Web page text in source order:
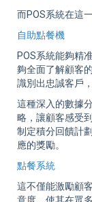
而POS系統在這
自助點餐機
POS系統能夠精
夠全面了解顧客
識別出忠誠客戶
這種深入的數據
略，讓顧客感受
制定積分回饋計
應的獎勵。
點餐系統
這不僅能激勵顧